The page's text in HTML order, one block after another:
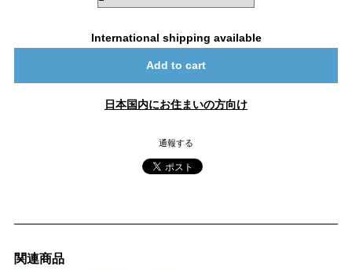
International shipping available
Add to cart
日本国内にお住まいの方向け
通報する
関連商品